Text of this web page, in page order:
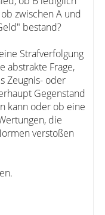
zwischen A und
bestand?
Strafverfolgung
abstrakte Frage,
Zeugnis- oder
Gegenstand
kann oder ob eine
die
verstoßen